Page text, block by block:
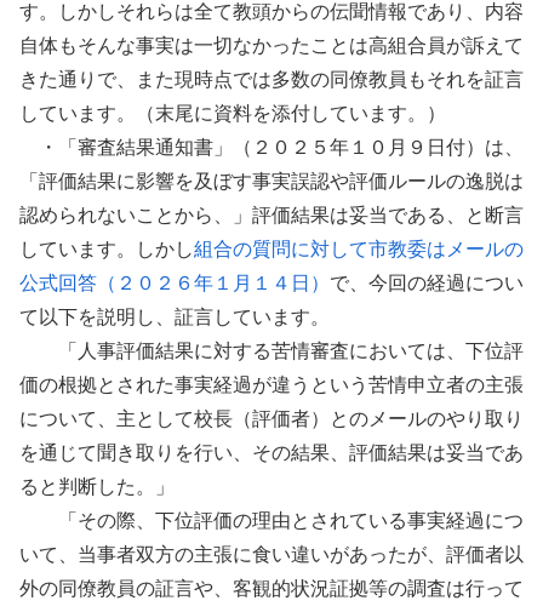
す。しかしそれらは全て教頭からの伝聞情報であり、内容
自体もそんな事実は一切なかったことは高組合員が訴えて
きた通りで、また現時点では多数の同僚教員もそれを証言
しています。（末尾に資料を添付しています。）
・「審査結果通知書」（２０２５年１０月９日付）は、
「評価結果に影響を及ぼす事実誤認や評価ルールの逸脱は
認められないことから、」評価結果は妥当である、と断言
しています。しかし組合の質問に対して市教委はメールの
公式回答（２０２６年１月１４日） で、今回の経過につい
て以下を説明し、証言しています。
「人事評価結果に対する苦情審査においては、下位評
価の根拠とされた事実経過が違うという苦情申立者の主張
について、主として校長（評価者）とのメールのやり取り
を通じて聞き取りを行い、その結果、評価結果は妥当であ
ると判断した。」
「その際、下位評価の理由とされている事実経過につ
いて、当事者双方の主張に食い違いがあったが、評価者以
外の同僚教員の証言や、客観的状況証拠等の調査は行って